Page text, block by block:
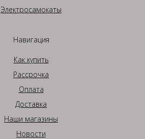
Электросамокаты
Навигация
Как купить
Рассрочка
Оплата
Доставка
Наши магазины
Новости